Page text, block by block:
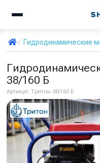
Гидродинамические
38/160 Б
Артикул: Тритон 38/160 Б